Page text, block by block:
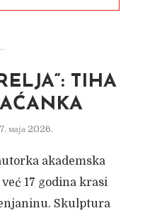
TIHA
маја 2026.
akademska
17 godina krasi
Skulptura